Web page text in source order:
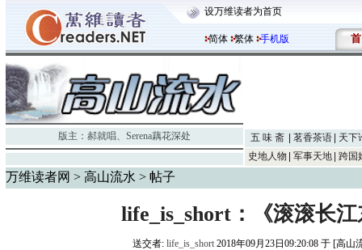
设万维读者为首页
简体 繁体 手机版 首
版主： 郝就唱、 Serena藕花深处 五 味 斋 茗香茶语
天下
史地人物
军事天地 跨国
万维读者网 > 高山流水 > 帖子
life_is_short：《滚滚长
送交者: life_is_short 2018年09月23日09:20:08 于 [高山